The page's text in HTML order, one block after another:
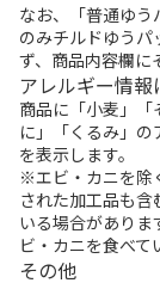
なお、「普通ゆ
のみチルドゆう
ず、商品内容欄に
アレルギー情報
商品に「小麦」
に」「くるみ」
を表示します。
※エビ・カニを除
された加工品も
いる場合がありま
ビ・カニを食べて
その他